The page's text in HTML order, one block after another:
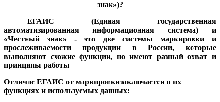
знак»)?
ЕГАИС (Единая государственная
автоматизированная информационная система) и
«Честный знак» - это две системы маркировки и
прослеживаемости продукции в России, которые
выполняют схожие функции, но имеют разный охват и
принципы работы
Отличие ЕГАИС от маркировкизаключается в их
функциях и используемых данных: